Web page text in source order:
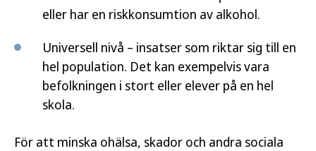
eller har en riskkonsumtion av alkohol.
Universell nivå – insatser som riktar sig till en
hel population. Det kan exempelvis vara
befolkningen i stort eller elever på en hel
skola.
För att minska ohälsa, skador och andra sociala